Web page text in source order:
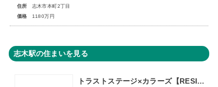
住所
志木市本町2丁目
価格
1180万円
志木駅の住まいを見る
トラストステージ×カラーズ【RESIDENCE】朝霞市膝折町1丁目12期 全2棟◇最終1棟◇